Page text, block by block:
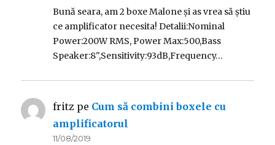
Bună seara, am 2 boxe Malone și as vrea să știu
ce amplificator necesita! Detalii:Nominal
Power:200W RMS, Power Max:500,Bass
Speaker:8",Sensitivity:93dB,Frequency…
fritz pe Cum să combini boxele cu
amplificatorul
11/08/2019